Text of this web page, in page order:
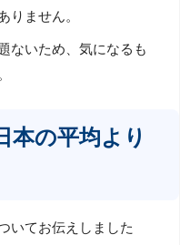
りません。
ないため、気になるも
本の平均より
いてお伝えしました